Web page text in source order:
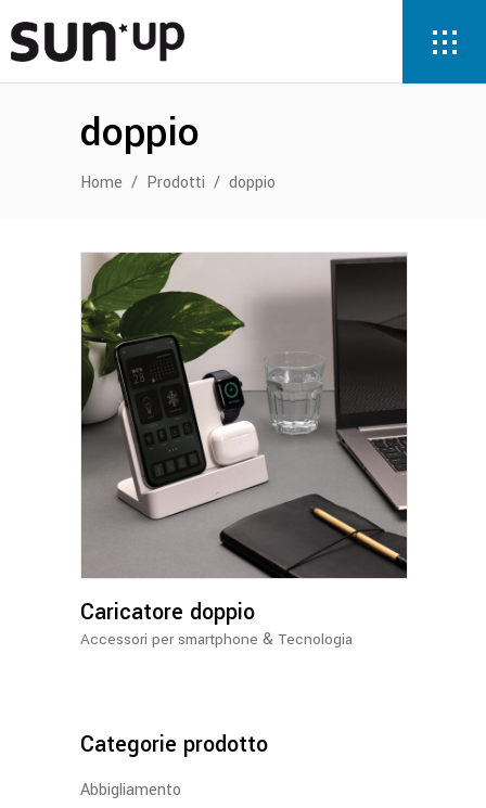
doppio
Home / Prodotti / doppio
Caricatore doppio
Accessori per smartphone & Tecnologia
Categorie prodotto
Abbigliamento